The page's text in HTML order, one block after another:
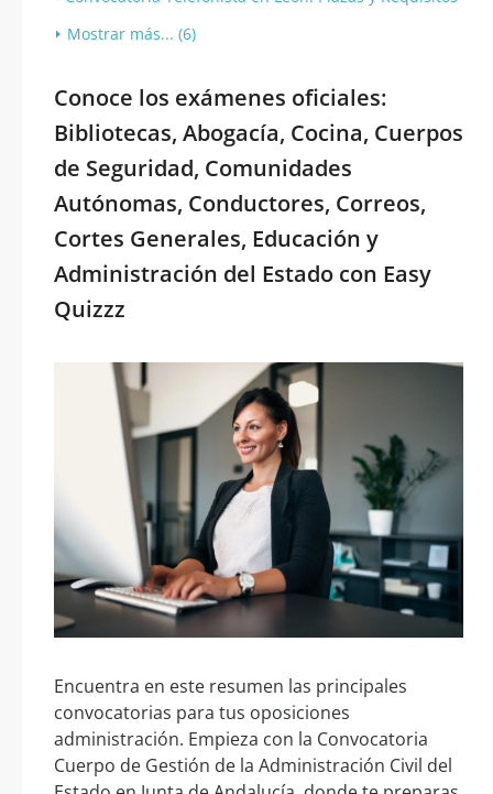
Mostrar más... (6)
Conoce los exámenes oficiales:
Bibliotecas, Abogacía, Cocina, Cuerpos
de Seguridad, Comunidades
Autónomas, Conductores, Correos,
Cortes Generales, Educación y
Administración del Estado con Easy
Quizzz
Encuentra en este resumen las principales
convocatorias para tus oposiciones
administración. Empieza con la Convocatoria
Cuerpo de Gestión de la Administración Civil del